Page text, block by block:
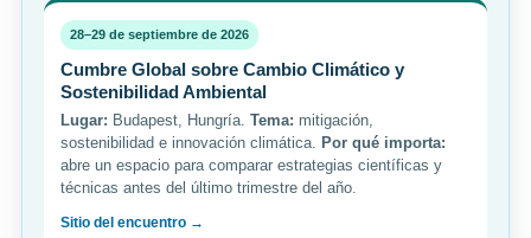
28–29 de septiembre de 2026
Cumbre Global sobre Cambio Climático y
Sostenibilidad Ambiental
Lugar: Budapest, Hungría. Tema: mitigación,
sostenibilidad e innovación climática.
Por qué importa:
abre un espacio para comparar estrategias científicas y
técnicas antes del último trimestre del año.
Sitio del encuentro →